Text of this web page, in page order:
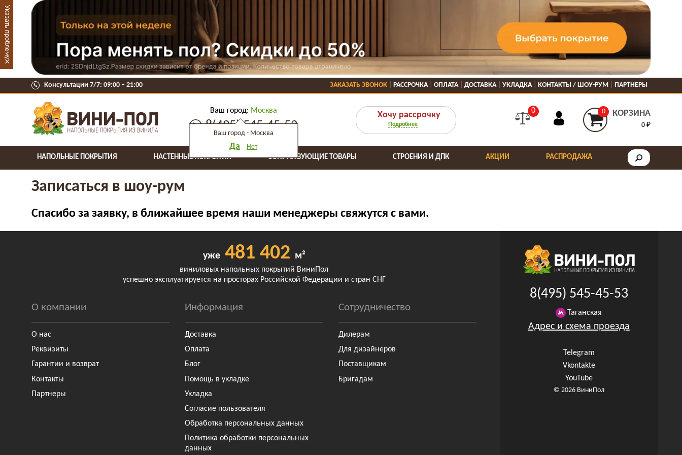
Консультации 7/7: 09:00 ‒ 21:00 ЗАКАЗАТЬ ЗВОНОК РАССРОЧКА ОПЛАТА ДОСТАВКА УКЛАДКА КОНТАКТЫ / ШОУ-РУМ ПАРТНЕРЫ
Ваш город: Москва
Ваш город - Москва
Да Нет
8(495) 545-45-53
Хочу рассрочку
Подробнее
0 0 КОРЗИНА
0 ₽
НАПОЛЬНЫЕ ПОКРЫТИЯ НАСТЕННЫЕ ПОКРЫТИЯ СОПУТСТВУЮЩИЕ ТОВАРЫ РАСПРОДАЖА
СТРОЕНИЯ И ДПК АКЦИИ
Записаться в шоу-рум
Спасибо за заявку, в ближайшее время наши менеджеры свяжутся с вами.
уже481 402 м²
виниловых напольных покрытий ВиниПол
успешно эксплуатируется на просторах Российской Федерации и стран СНГ
О компании
О нас
Реквизиты
Гарантии и возврат
Контакты
Партнеры
Информация
Доставка
Оплата
Блог
Помощь в укладке
Укладка
Согласие пользователя
Обработка персональных данных
Политика обработки персональных
данных
Сотрудничество
Дилерам
Для дизайнеров
Поставщикам
Бригадам
8(495) 545-45-53
Таганская
Адрес и схема проезда
Telegram
Vkontakte
YouTube
© 2026 ВиниПол
Указать проблему
×